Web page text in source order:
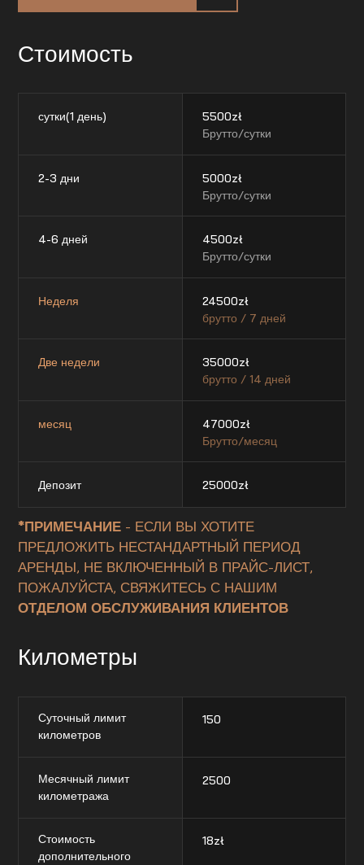
Стоимость
сутки(1 день) 5500zł
Брутто/сутки
2-3 дни 5000zł
Брутто/сутки
4-6 дней 4500zł
Брутто/сутки
Неделя 24500zł
брутто / 7 дней
Две недели 35000zł
брутто / 14 дней
месяц 47000zł
Брутто/месяц
Депозит 25000zł
*ПРИМЕЧАНИЕ - ЕСЛИ ВЫ ХОТИТЕ
ПРЕДЛОЖИТЬ НЕСТАНДАРТНЫЙ ПЕРИОД
АРЕНДЫ, НЕ ВКЛЮЧЕННЫЙ В ПРАЙС-ЛИСТ,
ПОЖАЛУЙСТА, СВЯЖИТЕСЬ С НАШИМ
ОТДЕЛОМ ОБСЛУЖИВАНИЯ КЛИЕНТОВ
Километры
Суточный лимит
километров
150
Месячный лимит
километража
2500
Стоимость
дополнительного
18zł